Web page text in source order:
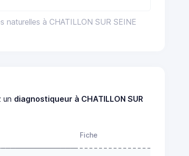
naturelles à CHATILLON SUR SEINE
un diagnostiqueur à CHATILLON SUR
Fiche